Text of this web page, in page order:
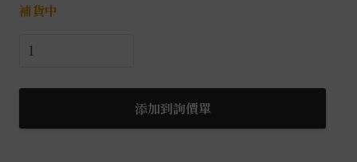
補貨中
而
特
雄
添加到詢價單